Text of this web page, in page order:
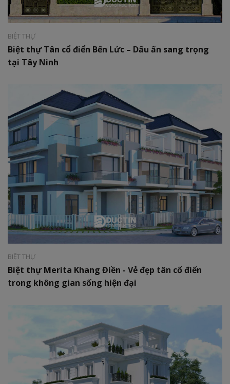
BIỆT THỰ
Biệt thự Tân cổ điển Bến Lức – Dấu ấn sang trọng
tại Tây Ninh
Phong cách:
Tân cổ điển
Diện tích:120 m2
BIỆT THỰ
Biệt thự Merita Khang Điền - Vẻ đẹp tân cổ điển
trong không gian sống hiện đại